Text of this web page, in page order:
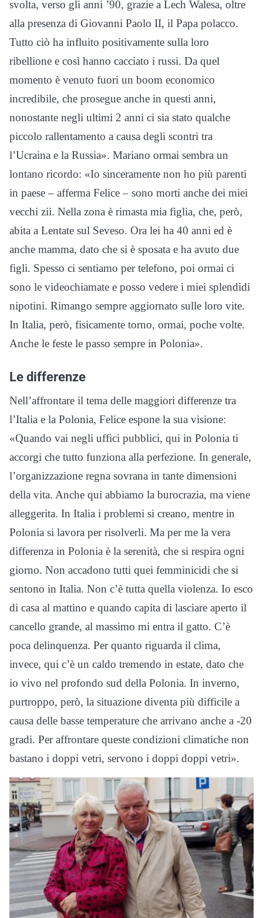
svolta, verso gli anni ’90, grazie a Lech Walesa, oltre
alla presenza di Giovanni Paolo II, il Papa polacco.
Tutto ciò ha influito positivamente sulla loro
ribellione e così hanno cacciato i russi. Da quel
momento è venuto fuori un boom economico
incredibile, che prosegue anche in questi anni,
nonostante negli ultimi 2 anni ci sia stato qualche
piccolo rallentamento a causa degli scontri tra
l’Ucraina e la Russia». Mariano ormai sembra un
lontano ricordo: «Io sinceramente non ho più parenti
in paese – afferma Felice – sono morti anche dei miei
vecchi zii. Nella zona è rimasta mia figlia, che, però,
abita a Lentate sul Seveso. Ora lei ha 40 anni ed è
anche mamma, dato che si è sposata e ha avuto due
figli. Spesso ci sentiamo per telefono, poi ormai ci
sono le videochiamate e posso vedere i miei splendidi
nipotini. Rimango sempre aggiornato sulle loro vite.
In Italia, però, fisicamente torno, ormai, poche volte.
Anche le feste le passo sempre in Polonia».
Le differenze
Nell’affrontare il tema delle maggiori differenze tra
l’Italia e la Polonia, Felice espone la sua visione:
«Quando vai negli uffici pubblici, qui in Polonia ti
accorgi che tutto funziona alla perfezione. In generale,
l’organizzazione regna sovrana in tante dimensioni
della vita. Anche qui abbiamo la burocrazia, ma viene
alleggerita. In Italia i problemi si creano, mentre in
Polonia si lavora per risolverli. Ma per me la vera
differenza in Polonia è la serenità, che si respira ogni
giorno. Non accadono tutti quei femminicidi che si
sentono in Italia. Non c’è tutta quella violenza. Io esco
di casa al mattino e quando capita di lasciare aperto il
cancello grande, al massimo mi entra il gatto. C’è
poca delinquenza. Per quanto riguarda il clima,
invece, qui c’è un caldo tremendo in estate, dato che
io vivo nel profondo sud della Polonia. In inverno,
purtroppo, però, la situazione diventa più difficile a
causa delle basse temperature che arrivano anche a -20
gradi. Per affrontare queste condizioni climatiche non
bastano i doppi vetri, servono i doppi doppi vetri».